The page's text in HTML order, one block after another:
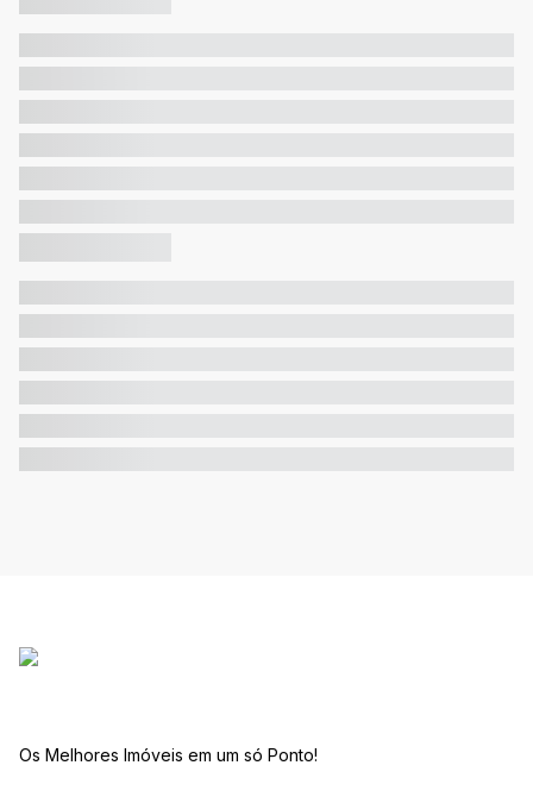
Os Melhores Imóveis em um só Ponto!